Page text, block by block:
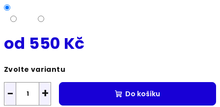
od 550 Kč
cena:
Zvolte variantu
+
− Do košíku